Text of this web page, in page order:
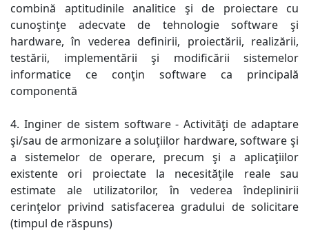
combină aptitudinile analitice şi de proiectare cu
cunoştinţe adecvate de tehnologie software şi
hardware, în vederea definirii, proiectării, realizării,
testării, implementării şi modificării sistemelor
informatice ce conţin software ca principală
componentă
4. Inginer de sistem software - Activităţi de adaptare
şi/sau de armonizare a soluţiilor hardware, software şi
a sistemelor de operare, precum şi a aplicaţiilor
existente ori proiectate la necesităţile reale sau
estimate ale utilizatorilor, în vederea îndeplinirii
cerinţelor privind satisfacerea gradului de solicitare
(timpul de răspuns)